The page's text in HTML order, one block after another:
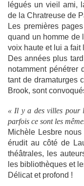
légués un vieil ami,
de la Chratreuse de
Les premières
quand un homme de
voix haute et lui a fait
Des années plus
notamment
tant de dramaturges
Brook, sont
« Il y a des villes pour
parfois ce sont les
Michèle Lesbre
érudit au côté de
théâtrales, les
les bibliothèques et
Délicat et profond !